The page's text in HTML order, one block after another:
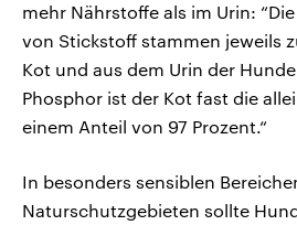
mehr Nährstoffe als im Urin:
von Stickstoff stammen jeweils
Kot und aus dem Urin der
Phosphor ist der Kot fast die
einem Anteil von 97 Prozent.“
In besonders sensiblen
Naturschutzgebieten sollte